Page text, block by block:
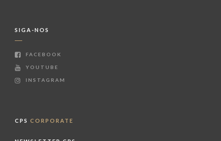
SIGA-NOS
FACEBOOK
YOUTUBE
INSTAGRAM
CPS CORPORATE